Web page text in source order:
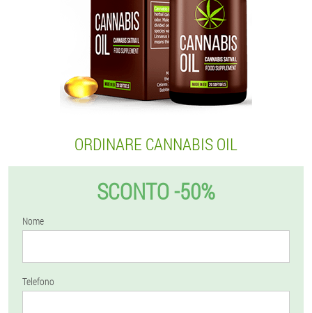
ORDINARE CANNABIS OIL
SCONTO -50%
Nome
Telefono